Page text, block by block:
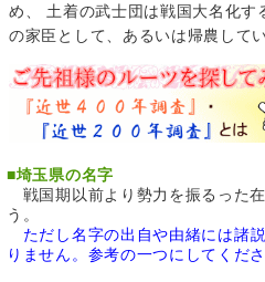
め、 土着の武士団は戦国大名化す
の家臣として、あるいは帰農して
■埼玉県の名字
戦国期以前より勢力を振るった
う。
ただし名字の出自や由緒には諸
りません。参考の一つにしてくださ